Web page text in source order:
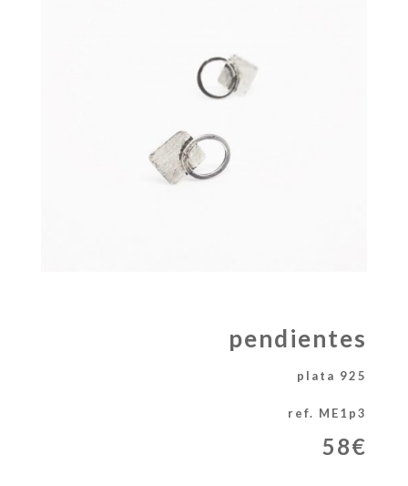
pendientes
plata 925
ref. ME1p3
58€